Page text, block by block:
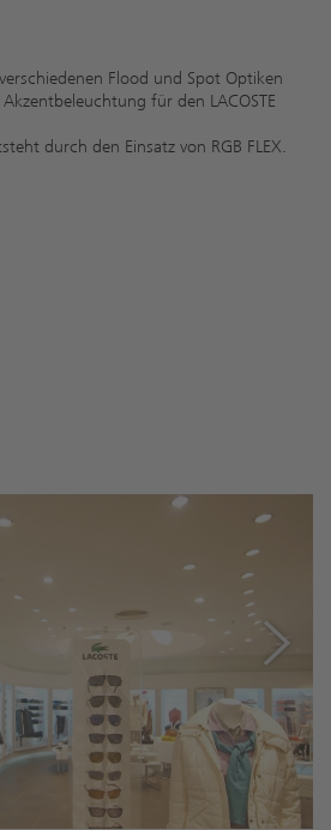
Flood und Spot Optiken
für den LACOSTE
durch den Einsatz von RGB FLEX.